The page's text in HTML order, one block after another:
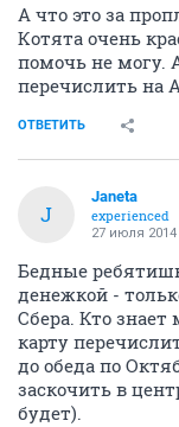
А что это за
Котята очень
помочь не могу.
перечислить на
ОТВЕТИТЬ
J
Janeta
experienced
27 июля 2014
Бедные
денежкой -
Сбера. Кто
карту
до обеда по
заскочить в
будет).